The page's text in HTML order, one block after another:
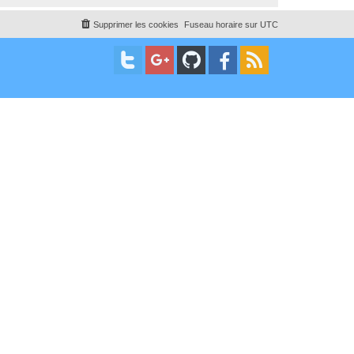
Fuseau horaire sur UTC
Supprimer les cookies